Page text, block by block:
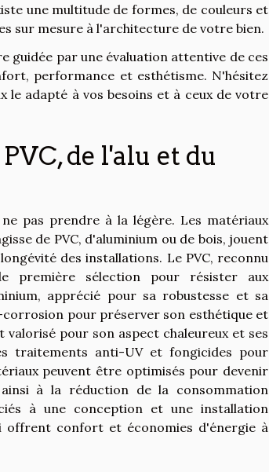
une multitude de formes, de couleurs et
sur mesure à l'architecture de votre bien.
guidée par une évaluation attentive de ces
performance et esthétisme. N'hésitez
adapté à vos besoins et à ceux de votre
de l'alu et du
pas prendre à la légère. Les matériaux
de PVC, d'aluminium ou de bois, jouent
des installations. Le PVC, reconnu
première sélection pour résister aux
apprécié pour sa robustesse et sa
pour préserver son esthétique et
pour son aspect chaleureux et ses
traitements anti-UV et fongicides pour
peuvent être optimisés pour devenir
à la réduction de la consommation
à une conception et une installation
offrent confort et économies d'énergie à